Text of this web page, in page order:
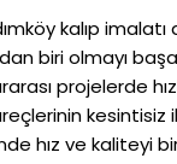
kalıp
biri olmayı
projelerde
kesintisiz
hız ve kaliteyi